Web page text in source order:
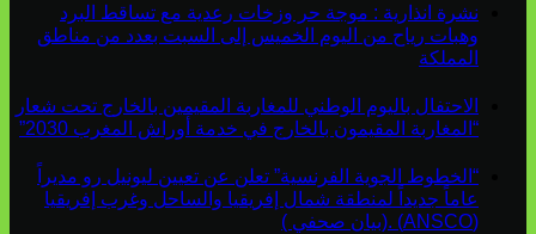
نشرة انذارية : موجة حر وزخات رعدية مع تساقط البرد
وهبات رياح من اليوم الخميس إلى السبت بعدد من مناطق
المملكة
الاحتفال باليوم الوطني للمغاربة المقيمين بالخارج تحت شعار
“المغاربة المقيمون بالخارج في خدمة أوراش المغرب 2030”
“الخطوط الجوية الفرنسية” تعلن عن تعيين ليونيل رو مديراً
عاماً جديداً لمنطقة شمال إفريقيا والساحل وغرب إفريقيا
(ANSCO) .(بيان صحفي )